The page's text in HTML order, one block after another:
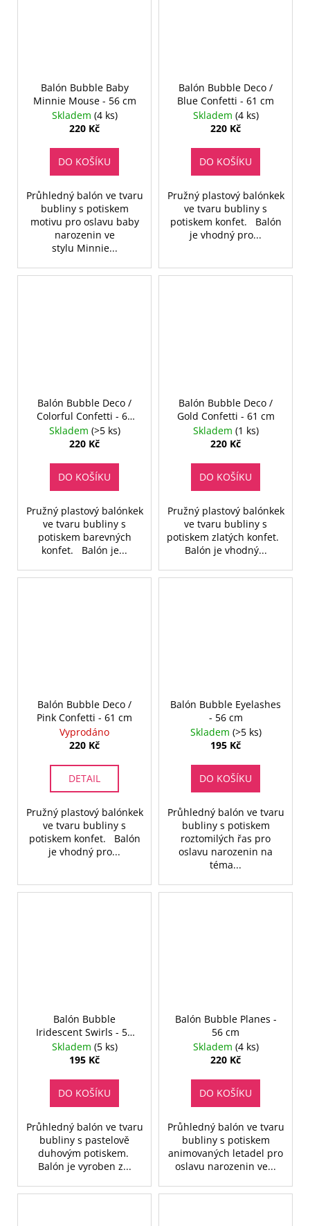
Balón Bubble Baby
Minnie Mouse - 56 cm
Skladem (4 ks)
220 Kč
DO KOŠÍKU
Průhledný balón ve tvaru
bubliny s potiskem
motivu pro oslavu baby
narozenin ve
stylu Minnie...
Balón Bubble Deco /
Blue Confetti - 61 cm
Skladem (4 ks)
220 Kč
DO KOŠÍKU
Pružný plastový balónkek
ve tvaru bubliny s
potiskem konfet. Balón
je vhodný pro...
Balón Bubble Deco /
Colorful Confetti - 61
cm
Skladem (>5 ks)
220 Kč
DO KOŠÍKU
Pružný plastový balónkek
ve tvaru bubliny s
potiskem barevných
konfet. Balón je...
Balón Bubble Deco /
Gold Confetti - 61 cm
Skladem (1 ks)
220 Kč
DO KOŠÍKU
Pružný plastový balónkek
ve tvaru bubliny s
potiskem zlatých konfet.
Balón je vhodný...
Balón Bubble Deco /
Pink Confetti - 61 cm
Vyprodáno
220 Kč
DETAIL
Pružný plastový balónkek
ve tvaru bubliny s
potiskem konfet. Balón
je vhodný pro...
Balón Bubble Eyelashes
- 56 cm
Skladem (>5 ks)
195 Kč
DO KOŠÍKU
Průhledný balón ve tvaru
bubliny s potiskem
roztomilých řas pro
oslavu narozenin na
téma...
Balón Bubble
Iridescent Swirls - 56
cm
Skladem (5 ks)
195 Kč
DO KOŠÍKU
Průhledný balón ve tvaru
bubliny s pastelově
duhovým potiskem.
Balón je vyroben z...
Balón Bubble Planes -
56 cm
Skladem (4 ks)
220 Kč
DO KOŠÍKU
Průhledný balón ve tvaru
bubliny s potiskem
animovaných letadel pro
oslavu narozenin ve...